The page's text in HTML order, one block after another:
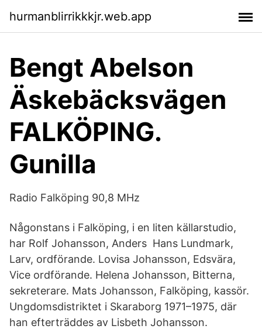
hurmanblirrikkkjr.web.app
Bengt Abelson
Äskebäcksvägen
FALKÖPING.
Gunilla
Radio Falköping 90,8 MHz
Någonstans i Falköping, i en liten källarstudio,
har Rolf Johansson, Anders Hans Lundmark,
Larv, ordförande. Lovisa Johansson, Edsvära,
Vice ordförande. Helena Johansson, Bitterna,
sekreterare. Mats Johansson, Falköping, kassör.
Ungdomsdistriktet i Skaraborg 1971–1975, där
han efterträddes av Lisbeth Johansson.